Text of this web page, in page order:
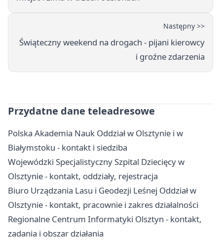
Następny >>
Świąteczny weekend na drogach - pijani kierowcy
i groźne zdarzenia
Przydatne dane teleadresowe
Polska Akademia Nauk Oddział w Olsztynie i w
Białymstoku - kontakt i siedziba
Wojewódzki Specjalistyczny Szpital Dziecięcy w
Olsztynie - kontakt, oddziały, rejestracja
Biuro Urządzania Lasu i Geodezji Leśnej Oddział w
Olsztynie - kontakt, pracownie i zakres działalności
Regionalne Centrum Informatyki Olsztyn - kontakt,
zadania i obszar działania